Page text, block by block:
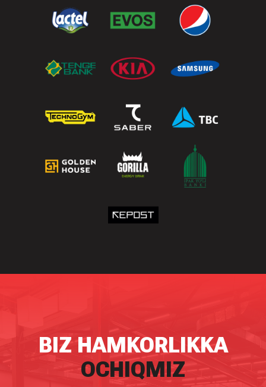
BIZ HAMKORLIKKA
OCHIQMIZ